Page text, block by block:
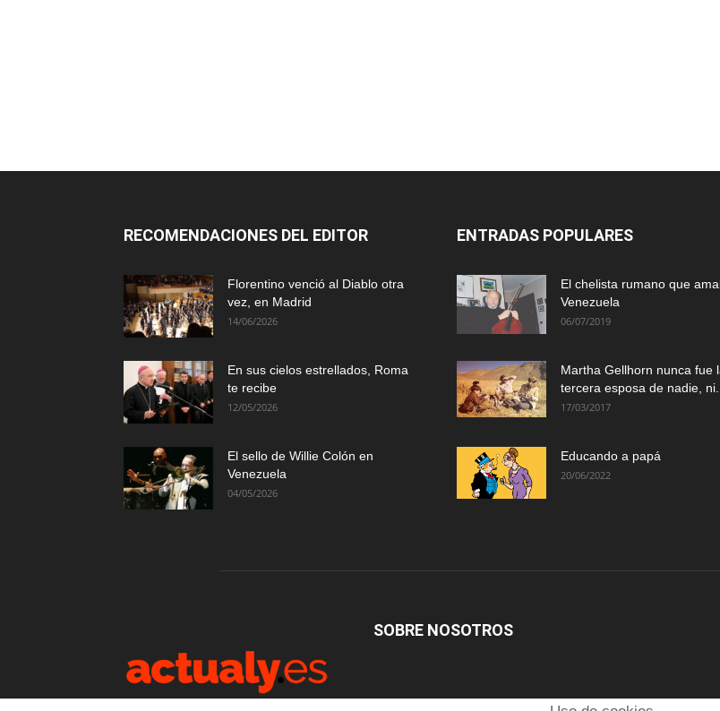
RECOMENDACIONES DEL EDITOR
Florentino venció al Diablo otra
vez, en Madrid
14/06/2026
En sus cielos estrellados, Roma
te recibe
12/05/2026
El sello de Willie Colón en
Venezuela
04/05/2026
ENTRADAS POPULARES
El chelista rumano que
Venezuela
06/07/2019
Martha Gellhorn nunca fue
tercera esposa de nadie, ni...
17/03/2017
Educando a papá
20/06/2022
SOBRE NOSOTROS